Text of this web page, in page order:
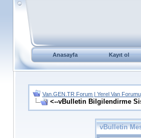
Anasayfa Kayıt ol
Van.GEN.TR Forum | Yerel Van Forumu
<--vBulletin Bilgilendirme
vBulletin